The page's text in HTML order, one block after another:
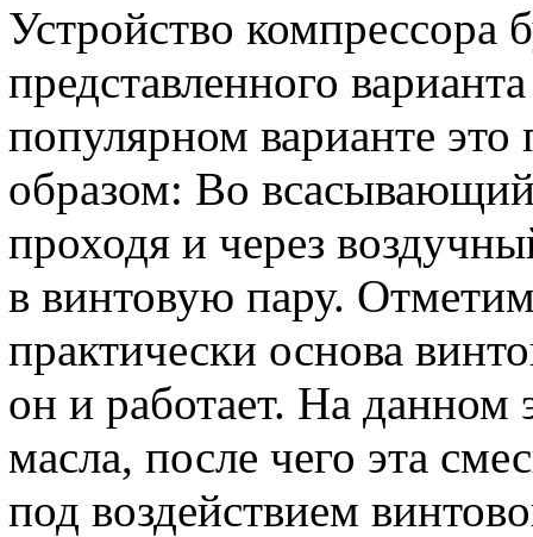
Устройство компрессора
представленного
популярном варианте
образом: Во
проходя и через
в винтовую пару.
практически основа
он и работает. На данном
масла, после чего эта
под воздействием